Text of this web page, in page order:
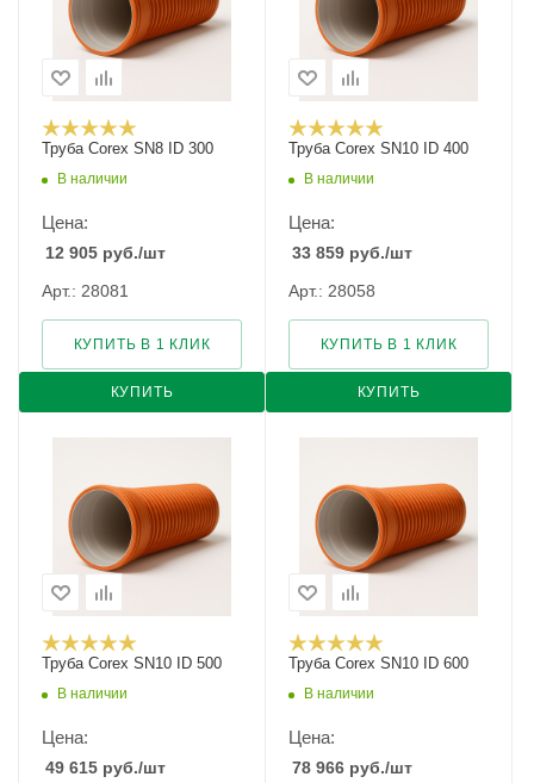
Труба Corex SN8 ID 300
В наличии
Цена:
12 905 руб./шт
Арт.: 28081
КУПИТЬ
КУПИТЬ В 1 КЛИК
Труба Corex SN10 ID 400
В наличии
Цена:
33 859 руб./шт
Арт.: 28058
КУПИТЬ
КУПИТЬ В 1 КЛИК
Труба Corex SN10 ID 500
В наличии
Цена:
49 615 руб./шт
Труба Corex SN10 ID 600
В наличии
Цена:
78 966 руб./шт